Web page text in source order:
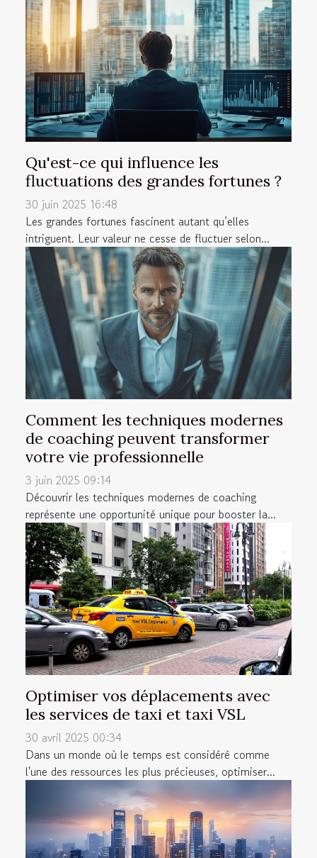
Qu'est-ce qui influence les
fluctuations des grandes fortunes ?
30 juin 2025 16:48
Les grandes fortunes fascinent autant qu’elles
intriguent. Leur valeur ne cesse de fluctuer selon...
Comment les techniques modernes
de coaching peuvent transformer
votre vie professionnelle
3 juin 2025 09:14
Découvrir les techniques modernes de coaching
représente une opportunité unique pour booster la...
Optimiser vos déplacements avec
les services de taxi et taxi VSL
30 avril 2025 00:34
Dans un monde où le temps est considéré comme
l'une des ressources les plus précieuses, optimiser...